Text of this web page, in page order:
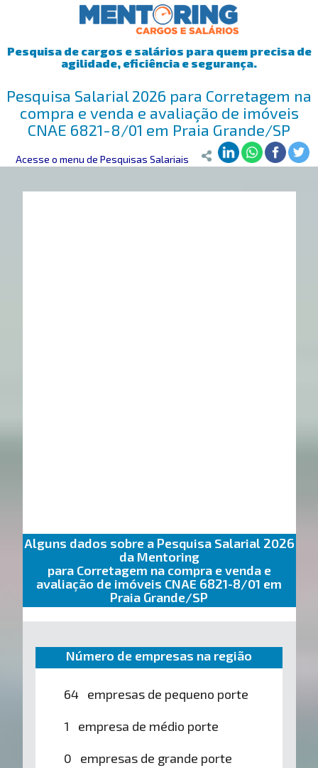
Pesquisa de cargos e salários para quem precisa de
agilidade, eficiência e segurança.
Pesquisa Salarial 2026 para Corretagem na
compra e venda e avaliação de imóveis
CNAE 6821-8/01 em Praia Grande/SP
Mentoring>Pesquisa Salarial>Praia Grande/SP>Corretagem na
Acesse o menu de Pesquisas Salariais
Alguns dados sobre a Pesquisa Salarial 2026
da Mentoring
para Corretagem na compra e venda e
avaliação de imóveis CNAE 6821-8/01 em
Praia Grande/SP
Número de empresas na região
64 empresas de pequeno porte
1 empresa de médio porte
0 empresas de grande porte